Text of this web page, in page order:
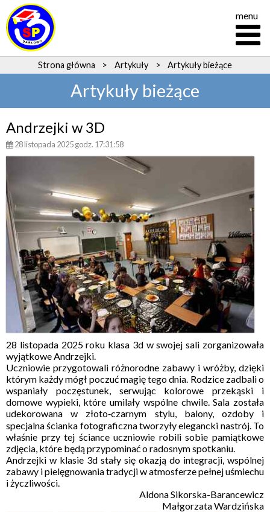
menu
Strona główna > Artykuły > Artykuły bieżące
Artykuły bieżące
Andrzejki w 3D
28 listopada 2025 godz. 17:31:58
28 listopada 2025 roku klasa 3d w swojej sali zorganizowała
wyjątkowe Andrzejki.
Uczniowie przygotowali różnorodne zabawy i wróżby, dzięki
którym każdy mógł poczuć magię tego dnia. Rodzice zadbali o
wspaniały poczęstunek, serwując kolorowe przekąski i
domowe wypieki, które umilały wspólne chwile. Sala została
udekorowana w złoto‑czarnym stylu, balony, ozdoby i
specjalna ścianka fotograficzna tworzyły elegancki nastrój. To
właśnie przy tej ściance uczniowie robili sobie pamiątkowe
zdjęcia, które będą przypominać o radosnym spotkaniu.
Andrzejki w klasie 3d stały się okazją do integracji, wspólnej
zabawy i pielęgnowania tradycji w atmosferze pełnej uśmiechu
i życzliwości.
Aldona Sikorska-Barancewicz
Małgorzata Wardzińska